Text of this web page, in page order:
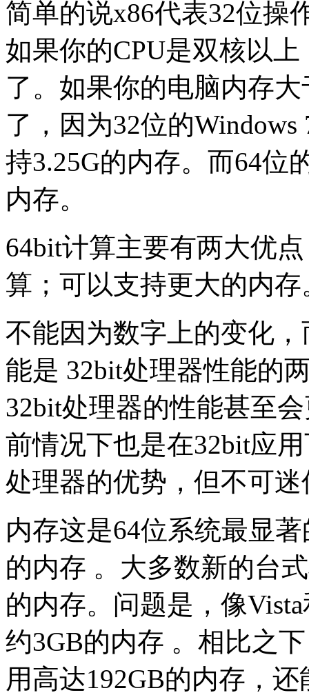
简单的说x86代表32位操
如果你的CPU是双核以
了。如果你的电脑内存
了，因为32位的
持3.25G的内存。而64位
内存。
64bit计算主要有两大优
算；可以支持更大的内存
不能因为数字上的变化
能是 32bit处理器性能的
32bit处理器的性能甚至
前情况下也是在32bit应
处理器的优势，但不可迷
内存这是64位系统最显
的内存 。大多数新的台
的内存。问题是，像
约3GB的内存 。相比之
用高达192GB的内存，